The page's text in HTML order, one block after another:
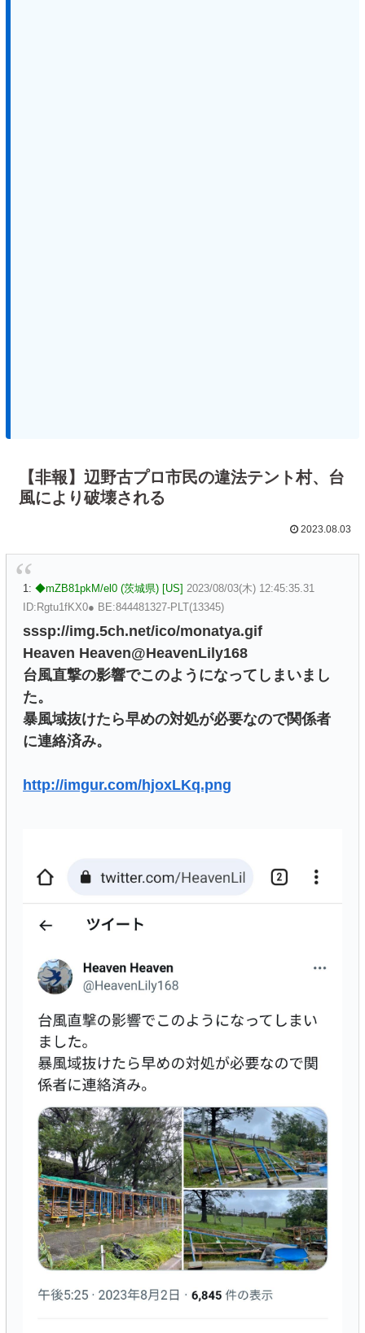
【非報】辺野古プロ市民の違法テント村、台
風により破壊される
2023.08.03
1: ◆mZB81pkM/el0 (茨城県) [US] 2023/08/03(木) 12:45:35.31
ID:Rgtu1fKX0● BE:844481327-PLT(13345)
sssp://img.5ch.net/ico/monatya.gif
Heaven Heaven@HeavenLily168
台風直撃の影響でこのようになってしまいまし
た。
暴風域抜けたら早めの対処が必要なので関係者
に連絡済み。
http://imgur.com/hjoxLKq.png